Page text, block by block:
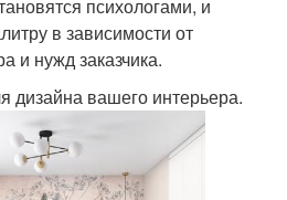
психологами, и
в зависимости от
и нужд заказчика.
вашего интерьера.